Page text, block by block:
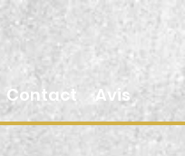
Contact Avis